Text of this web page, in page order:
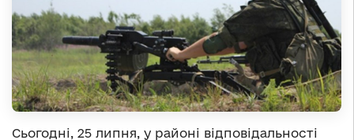
Сьогодні, 25 липня, у районі відповідальності